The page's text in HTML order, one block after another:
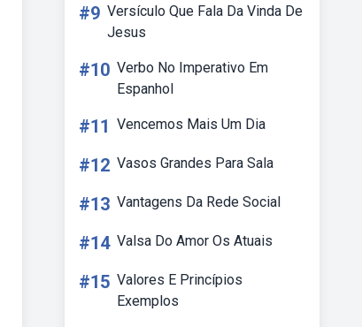
#9 Versículo Que Fala Da Vinda De
Jesus
#10 Verbo No Imperativo Em
Espanhol
#11 Vencemos Mais Um Dia
#12 Vasos Grandes Para Sala
#13 Vantagens Da Rede Social
#14 Valsa Do Amor Os Atuais
#15 Valores E Princípios
Exemplos